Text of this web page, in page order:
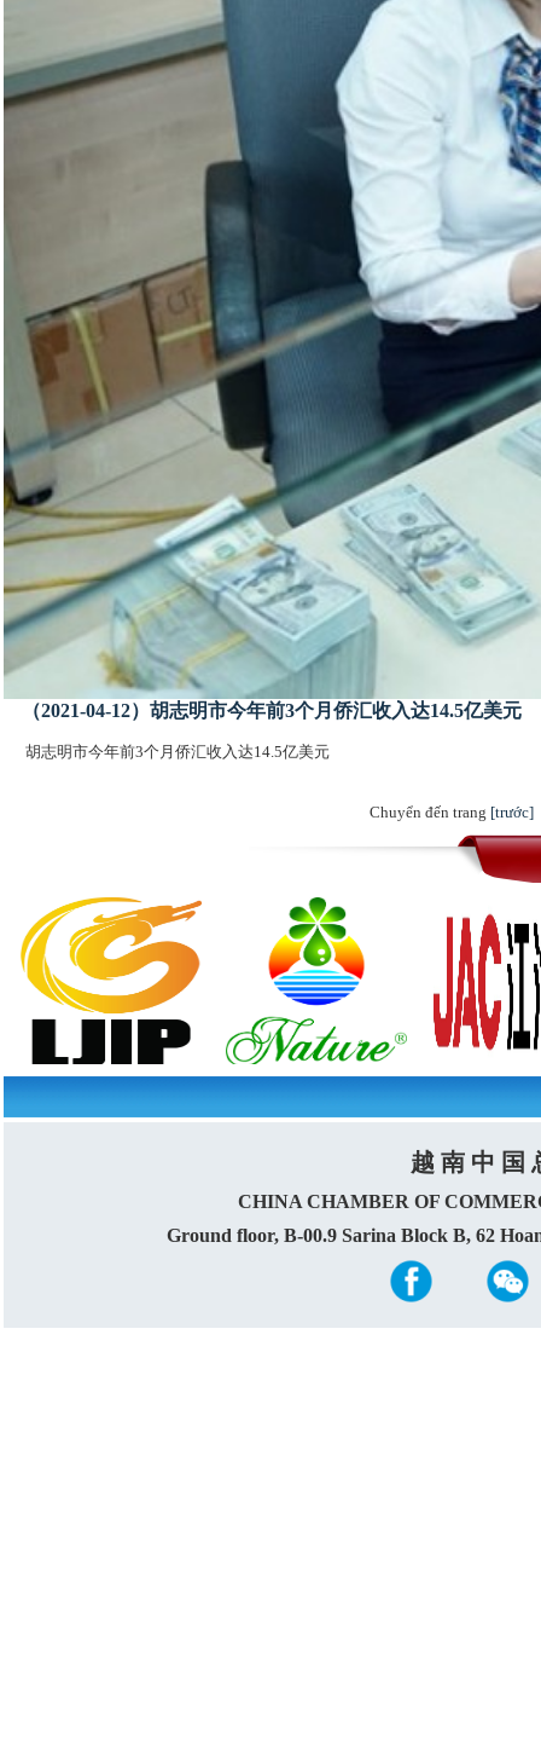
（2021-04-12）胡志明市今年前3个月侨汇收入达14.5亿美元
胡志明市今年前3个月侨汇收入达14.5亿美元
Chuyển đến trang [trước]
越 南 中 国
CHINA CHAMBER OF
Ground floor, B-00.9 Sarina Block B, 62